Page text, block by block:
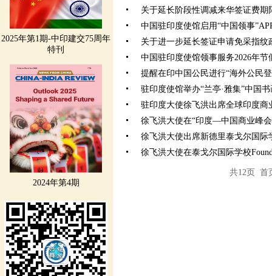
2025年第1期-中印建交75周年
特刊
2024年第4期
关于延长阶段性调减来华签证费期
中国驻印度使馆启用“中国领事
关于进一步延长签证申请免采指
中国驻印度使馆领事服务2026年节
提醒在印中国公民进行“海外公民
驻印度使馆举办“兰亭·雅集”中国
驻印度大使徐飞洪出席全球印度
徐飞洪大使在“印度—中国商业峰
徐飞洪大使出席新德里泰戈尔国际
徐飞洪大使在泰戈尔国际学校
共12页 首